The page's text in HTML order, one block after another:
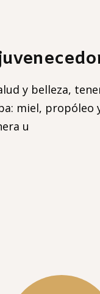
y belleza,
miel,
u